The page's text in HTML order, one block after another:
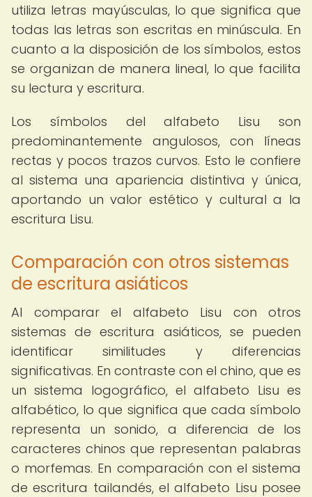
utiliza letras mayúsculas, lo que significa que
todas las letras son escritas en minúscula. En
cuanto a la disposición de los símbolos, estos
se organizan de manera lineal, lo que facilita
su lectura y escritura.
Los símbolos del alfabeto Lisu son
predominantemente angulosos, con líneas
rectas y pocos trazos curvos. Esto le confiere
al sistema una apariencia distintiva y única,
aportando un valor estético y cultural a la
escritura Lisu.
Comparación con otros sistemas
de escritura asiáticos
Al comparar el alfabeto Lisu con otros
sistemas de escritura asiáticos, se pueden
identificar similitudes y diferencias
significativas. En contraste con el chino, que es
un sistema logográfico, el alfabeto Lisu es
alfabético, lo que significa que cada símbolo
representa un sonido, a diferencia de los
caracteres chinos que representan palabras
o morfemas. En comparación con el sistema
de escritura tailandés, el alfabeto Lisu posee